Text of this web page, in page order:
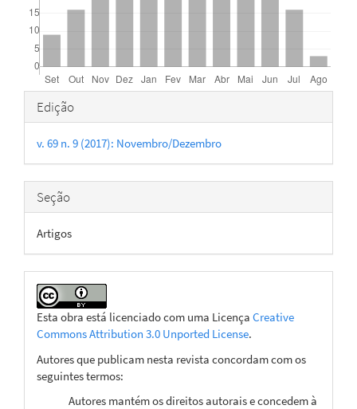
Detalhes
do
artigo
Edição
v. 69 n. 9 (2017): Novembro/Dezembro
Seção
Artigos
Esta obra está licenciado com uma Licença Creative
Commons Attribution 3.0 Unported License.
Autores que publicam nesta revista concordam com os
seguintes termos:
Autores mantém os direitos autorais e concedem à